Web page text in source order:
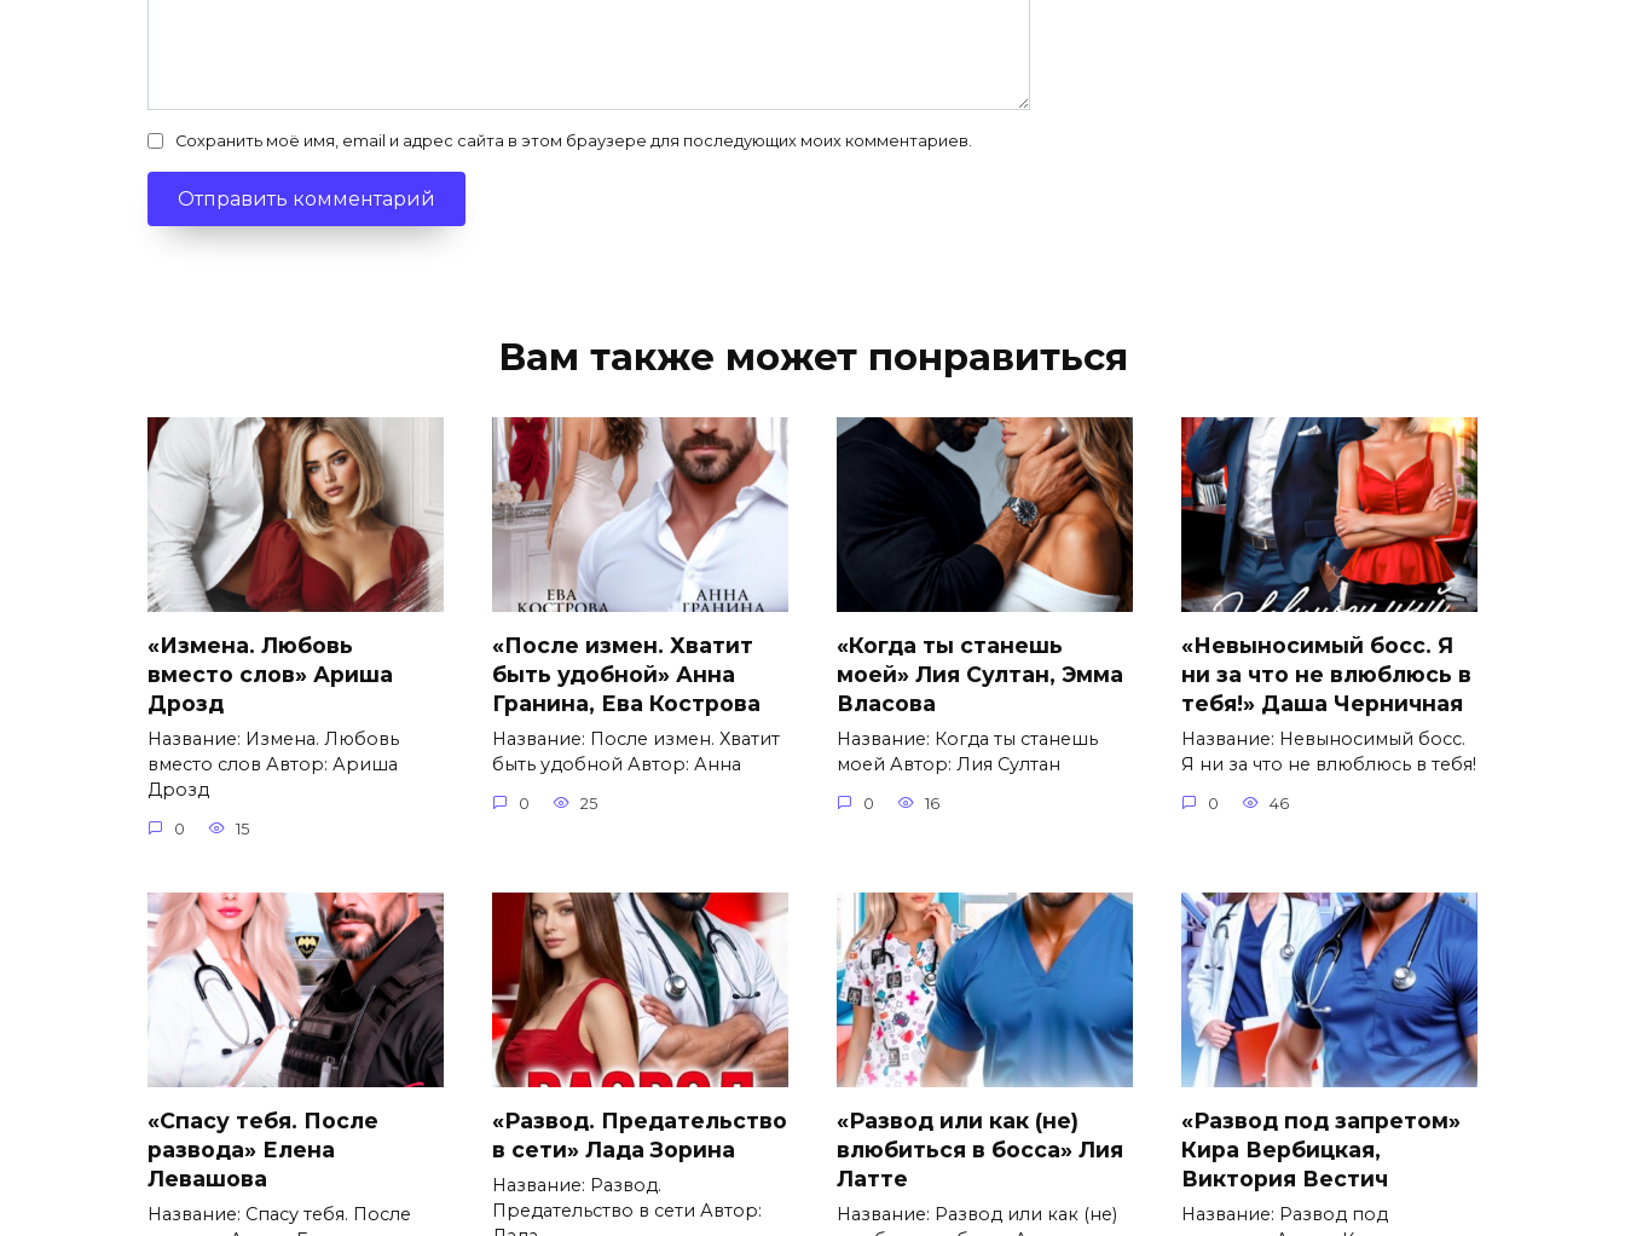
Сохранить моё имя, email и адрес сайта в этом браузере для последующих моих комментариев.
Вам также может понравиться
«Измена. Любовь
вместо слов» Ариша
Дрозд
Название: Измена. Любовь
вместо слов Автор: Ариша
Дрозд
0 15
«После измен. Хватит
быть удобной» Анна
Гранина, Ева Кострова
Название: После измен. Хватит
быть удобной Автор: Анна
0 25
«Когда ты станешь
моей» Лия Султан, Эмма
Власова
Название: Когда ты станешь
моей Автор: Лия Султан
0 16
«Невыносимый босс. Я
ни за что не влюблюсь в
тебя!» Даша Черничная
Название: Невыносимый босс.
Я ни за что не влюблюсь в тебя!
0 46
«Спасу тебя. После
развода» Елена
Левашова
Название: Спасу тебя. После
«Развод. Предательство
в сети» Лада Зорина
Название: Развод.
Предательство в сети Автор:
«Развод или как (не)
влюбиться в босса» Лия
Латте
Название: Развод или как (не)
«Развод под запретом»
Кира Вербицкая,
Виктория Вестич
Название: Развод под